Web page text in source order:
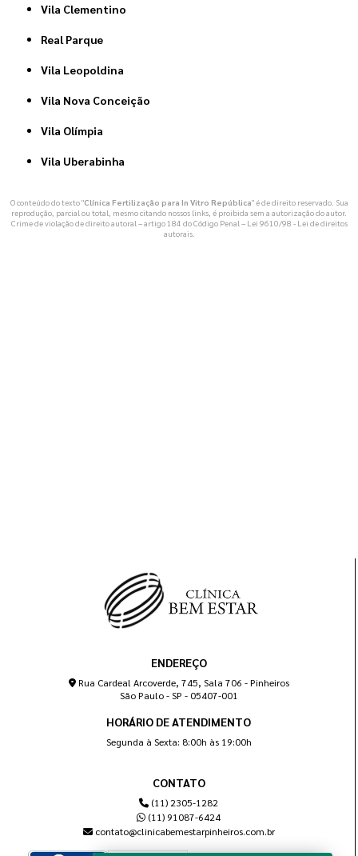
Vila Clementino
Real Parque
Vila Leopoldina
Vila Nova Conceição
Vila Olímpia
Vila Uberabinha
O conteúdo do texto "Clínica Fertilização para In Vitro República" é de direito reservado. Sua
reprodução, parcial ou total, mesmo citando nossos links, é proibida sem a autorização do autor.
Crime de violação de direito autoral – artigo 184 do Código Penal – Lei 9610/98 - Lei de direitos
autorais.
ENDEREÇO
Rua Cardeal Arcoverde, 745, Sala 706 - Pinheiros
São Paulo - SP - 05407-001
HORÁRIO DE ATENDIMENTO
Segunda à Sexta: 8:00h às 19:00h
CONTATO
(11) 2305-1282
(11) 91087-6424
contato@clinicabemestarpinheiros.com.br